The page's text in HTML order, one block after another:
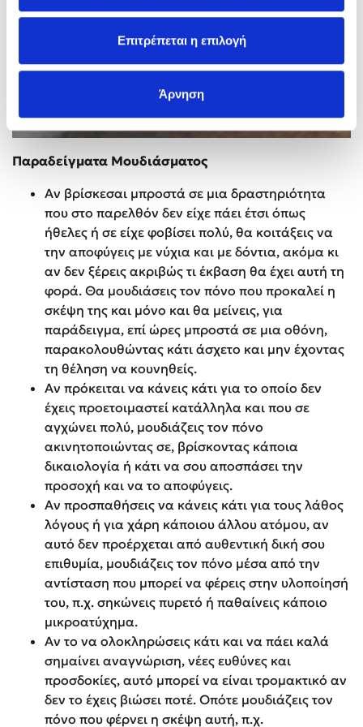
Επιτρέπεται η επιλογή
Άρνηση
Παραδείγματα Μουδιάσματος
Αν βρίσκεσαι μπροστά σε μια δραστηριότητα
που στο παρελθόν δεν είχε πάει έτσι όπως
ήθελες ή σε είχε φοβίσει πολύ, θα κοιτάξεις να
την αποφύγεις με νύχια και με δόντια, ακόμα κι
αν δεν ξέρεις ακριβώς τι έκβαση θα έχει αυτή τη
φορά. Θα μουδιάσεις τον πόνο που προκαλεί η
σκέψη της και μόνο και θα μείνεις, για
παράδειγμα, επί ώρες μπροστά σε μια οθόνη,
παρακολουθώντας κάτι άσχετο και μην έχοντας
τη θέληση να κουνηθείς.
Αν πρόκειται να κάνεις κάτι για το οποίο δεν
έχεις προετοιμαστεί κατάλληλα και που σε
αγχώνει πολύ, μουδιάζεις τον πόνο
ακινητοποιώντας σε, βρίσκοντας κάποια
δικαιολογία ή κάτι να σου αποσπάσει την
προσοχή και να το αποφύγεις.
Αν προσπαθήσεις να κάνεις κάτι για τους λάθος
λόγους ή για χάρη κάποιου άλλου ατόμου, αν
αυτό δεν προέρχεται από αυθεντική δική σου
επιθυμία, μουδιάζεις τον πόνο μέσα από την
αντίσταση που μπορεί να φέρεις στην υλοποίησή
του, π.χ. σηκώνεις πυρετό ή παθαίνεις κάποιο
μικροατύχημα.
Αν το να ολοκληρώσεις κάτι και να πάει καλά
σημαίνει αναγνώριση, νέες ευθύνες και
προσδοκίες, αυτό μπορεί να είναι τρομακτικό αν
δεν το έχεις βιώσει ποτέ. Οπότε μουδιάζεις τον
πόνο που φέρνει η σκέψη αυτή, π.χ.